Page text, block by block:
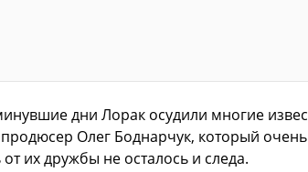
дни Лорак осудили многие
Олег Боднарчук, который
их дружбы не осталось и следа.